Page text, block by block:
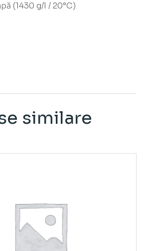
(1430 g/l / 20°C)
similare